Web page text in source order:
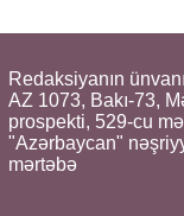
Redaksiyanın
AZ 1073, Bakı-73,
prospekti, 529-cu
"Azərbaycan"
mərtəbə